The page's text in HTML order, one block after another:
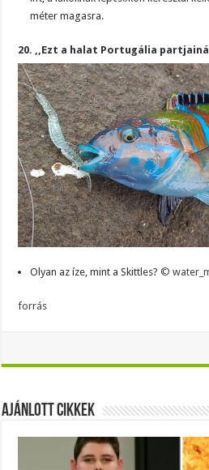
méter magasra.
20. ,,Ezt a halat Portugália
Olyan az íze, mint a Skittles?©
forrás
Ajánlott Cikkek